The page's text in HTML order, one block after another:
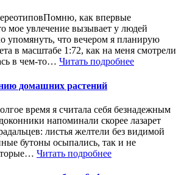
как впервые
мое увлечение вызывает у людей
упомянуть, что вечером я планирую
в масштабе 1:72, как на меня смотрели
в чем-то… Читать подробнее
домашних растений
время я считала себя безнадежным
напоминали скорее лазарет
листья желтели без видимой
бутоны осыпались, так и не
Читать подробнее